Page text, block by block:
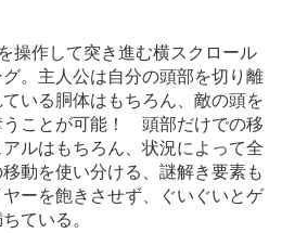
操作して突き進む横スクロール
。主人公は自分の頭部を切り離
いる胴体はもちろん、敵の頭を
ことが可能！ 頭部だけでの移
ルはもちろん、状況によって全
動を使い分ける、謎解き要素も
ーを飽きさせず、ぐいぐいとゲ
ている。